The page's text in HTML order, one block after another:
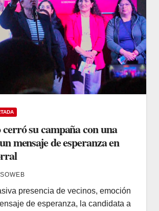
cerró su campaña con una
mensaje de esperanza en
presencia de vecinos, emoción
de esperanza, la candidata a